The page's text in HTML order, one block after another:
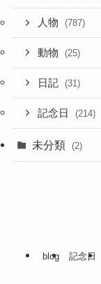
人物 (787)
動物 (25)
日記 (31)
記念日 (214)
未分類 (2)
blog 記念日